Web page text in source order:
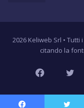
2026 Keliweb Srl •
citando la
Facebook